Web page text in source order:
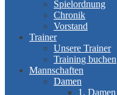
Spielordnung
Chronik
Vorstand
Trainer
Unsere Trainer
Training buchen
Mannschaften
Damen
1. Damen